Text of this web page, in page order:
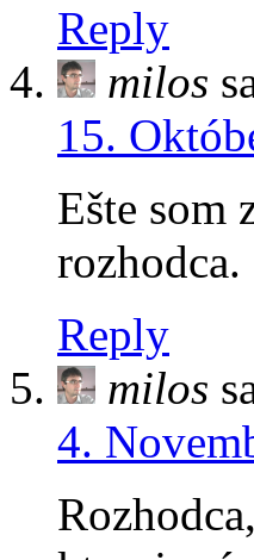
Reply
milos
15.
Ešte som
rozhodca.
Reply
milos
4.